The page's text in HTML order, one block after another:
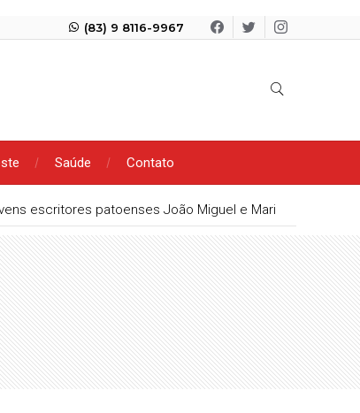
(83) 9 8116-9967
Saúde Contato